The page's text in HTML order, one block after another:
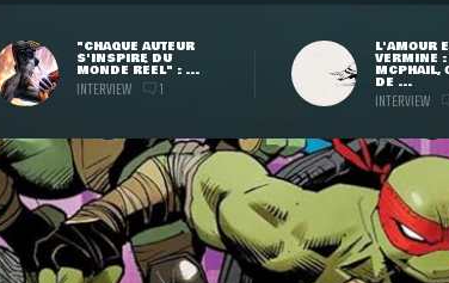
"CHAQUE AUTEUR
S'INSPIRE DU
MONDE RÉEL" : ...
INTERVIEW 1
L'AMOUR
VERMINE :
MCPHAIL,
DE ...
INTERVIEW